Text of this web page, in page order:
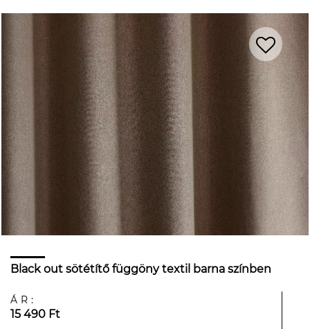
Black out sötétítő függöny textil barna színben
ÁR:
15 490 Ft